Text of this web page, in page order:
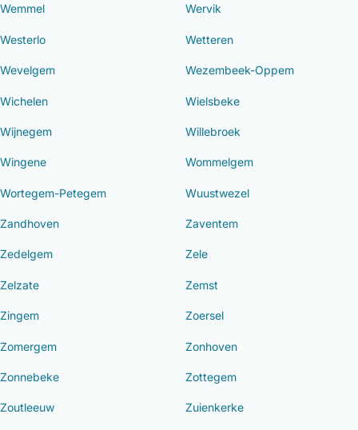
Wemmel Wervik
Westerlo Wetteren
Wevelgem Wezembeek-Oppem
Wichelen Wielsbeke
Wijnegem Willebroek
Wingene Wommelgem
Wortegem-Petegem Wuustwezel
Zandhoven Zaventem
Zedelgem Zele
Zelzate Zemst
Zingem Zoersel
Zomergem Zonhoven
Zonnebeke Zottegem
Zoutleeuw Zuienkerke